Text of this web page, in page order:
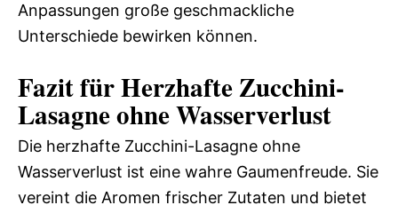
Anpassungen große geschmackliche
Unterschiede bewirken können.
Fazit für Herzhafte Zucchini-
Lasagne ohne Wasserverlust
Die herzhafte Zucchini-Lasagne ohne
Wasserverlust ist eine wahre Gaumenfreude. Sie
vereint die Aromen frischer Zutaten und bietet